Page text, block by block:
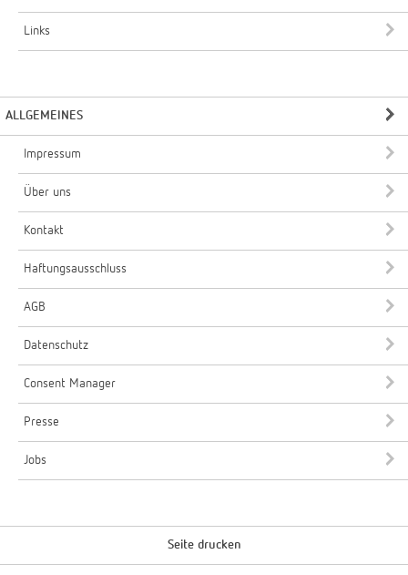
Links
ALLGEMEINES
Impressum
Über uns
Kontakt
Haftungsausschluss
AGB
Datenschutz
Consent Manager
Presse
Jobs
Seite drucken